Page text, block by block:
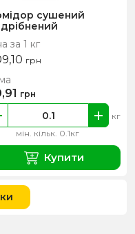
сушений
за 1 кг
грн
мін. кільк. 0.1кг
кг
грн
Купити